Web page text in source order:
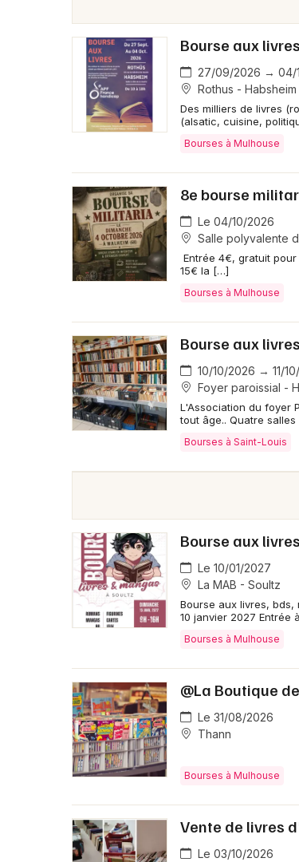
Bourse aux livres
27/09/2026 → 04/
Rothus - Habsheim
Des milliers de livres
(alsatic, cuisine,
Bourses à Mulhouse
8e bourse
Le 04/10/2026
Salle polyvalente
Entrée 4€, gratuit
15€ la […]
Bourses à Mulhouse
Bourse aux
10/10/2026 → 11/
Foyer paroissial -
L'Association du foyer
tout âge.. Quatre
Bourses à Saint-Louis
Bourse aux livres
Le 10/01/2027
La MAB - Soultz
Bourse aux livres,
10 janvier 2027 Entrée
Bourses à Mulhouse
@La Boutique
Le 31/08/2026
Thann
Bourses à Mulhouse
Vente de livres
Le 03/10/2026